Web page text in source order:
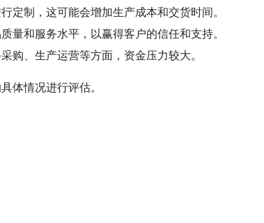
定制，这可能会增加生产成本和交货时间。
量和服务水平，以赢得客户的信任和支持。
购、生产运营等方面，资金压力较大。
体情况进行评估。